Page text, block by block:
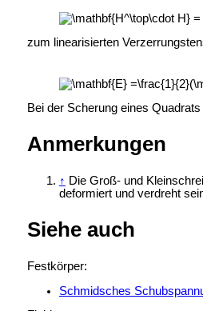
zum linearisierten
Bei der Scherung eines
Anmerkungen
↑ Die Groß- und
deformiert und verdreht
Siehe auch
Festkörper:
Schmidsches